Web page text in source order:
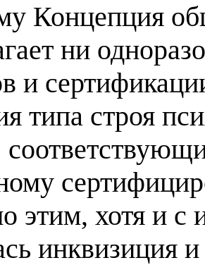
Концепция
ни
и
типа строя
этим, хотя и
инквизиция